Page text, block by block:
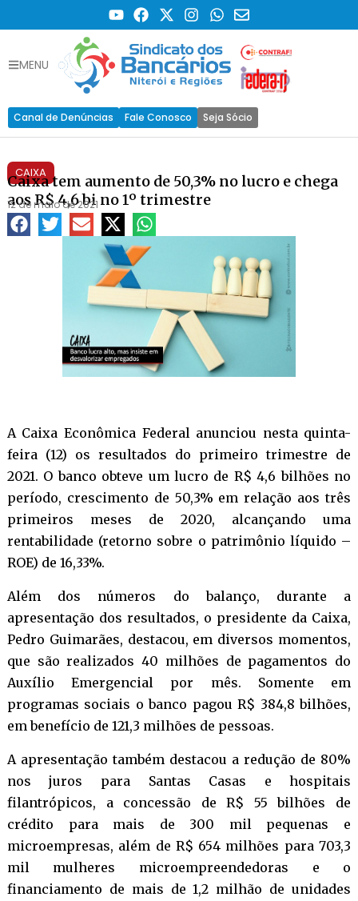
MENU
Canal de Denúncias Fale Conosco Seja Sócio
CAIXA
Caixa tem aumento de 50,3% no lucro e chega
aos R$ 4,6 bi no 1º trimestre
12 de maio de 2021
A Caixa Econômica Federal anunciou nesta quinta-
feira (12) os resultados do primeiro trimestre de
2021. O banco obteve um lucro de R$ 4,6 bilhões no
período, crescimento de 50,3% em relação aos três
primeiros meses de 2020, alcançando uma
rentabilidade (retorno sobre o patrimônio líquido –
ROE) de 16,33%.
Além dos números do balanço, durante a
apresentação dos resultados, o presidente da Caixa,
Pedro Guimarães, destacou, em diversos momentos,
que são realizados 40 milhões de pagamentos do
Auxílio Emergencial por mês. Somente em
programas sociais o banco pagou R$ 384,8 bilhões,
em benefício de 121,3 milhões de pessoas.
A apresentação também destacou a redução de 80%
nos juros para Santas Casas e hospitais
filantrópicos, a concessão de R$ 55 bilhões de
crédito para mais de 300 mil pequenas e
microempresas, além de R$ 654 milhões para 703,3
mil mulheres microempreendedoras e o
financiamento de mais de 1,2 milhão de unidades